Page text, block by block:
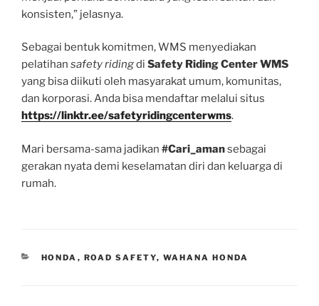
konsisten,” jelasnya.
Sebagai bentuk komitmen, WMS menyediakan
pelatihan safety ridingdi Safety Riding Center WMS
yang bisa diikuti oleh masyarakat umum, komunitas,
dan korporasi. Anda bisa mendaftar melalui situs
https://linktr.ee/safetyridingcenterwms.
Mari bersama-sama jadikan #Cari_amansebagai
gerakan nyata demi keselamatan diri dan keluarga di
rumah.
CATEGORIES
HONDA , ROAD SAFETY, WAHANA HONDA